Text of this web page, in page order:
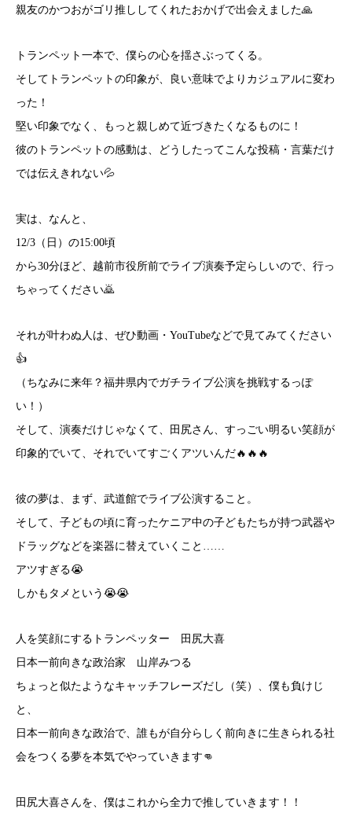
親友のかつおがゴリ推ししてくれたおかげで出会えました🙏
トランペット一本で、僕らの心を揺さぶってくる。
そしてトランペットの印象が、良い意味でよりカジュアルに変わ
った！
堅い印象でなく、もっと親しめて近づきたくなるものに！
彼のトランペットの感動は、どうしたってこんな投稿・言葉だけ
では伝えきれない💦
実は、なんと、
12/3（日）の15:00頃
から30分ほど、越前市役所前でライブ演奏予定らしいので、行っ
ちゃってください🙇
それが叶わぬ人は、ぜひ動画・YouTubeなどで見てみてください
👍
（ちなみに来年？福井県内でガチライブ公演を挑戦するっぽ
い！）
そして、演奏だけじゃなくて、田尻さん、すっごい明るい笑顔が
印象的でいて、それでいてすごくアツいんだ🔥🔥🔥
彼の夢は、まず、武道館でライブ公演すること。
そして、子どもの頃に育ったケニア中の子どもたちが持つ武器や
ドラッグなどを楽器に替えていくこと……
アツすぎる😭
しかもタメという😭😭
人を笑顔にするトランペッター 田尻大喜
日本一前向きな政治家 山岸みつる
ちょっと似たようなキャッチフレーズだし（笑）、僕も負けじ
と、
日本一前向きな政治で、誰もが自分らしく前向きに生きられる社
会をつくる夢を本気でやっていきます👊
田尻大喜さんを、僕はこれから全力で推していきます！！